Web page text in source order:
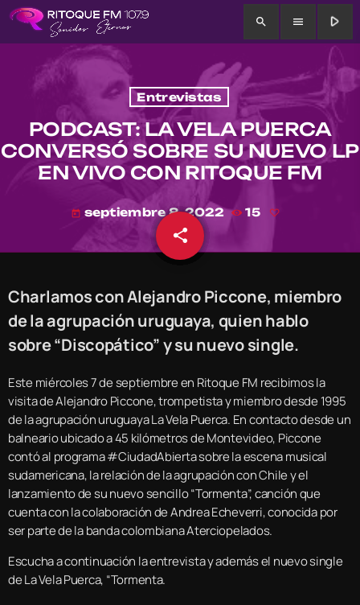
search menu play_arrow
Entrevistas
PODCAST: LA VELA PUERCA
CONVERSÓ SOBRE SU NUEVO LP
EN VIVO CON RITOQUE FM
today septiembre 8, 2022 15
share
email
Charlamos con Alejandro Piccone, miembro
de la agrupación uruguaya, quien hablo
sobre “Discopático” y su nuevo single.
Este miércoles 7 de septiembre en Ritoque FM recibimos la
visita de Alejandro Piccone, trompetista y miembro desde 1995
de la agrupación uruguaya La Vela Puerca. En contacto desde un
balneario ubicado a 45 kilómetros de Montevideo, Piccone
contó al programa #CiudadAbierta sobre la escena musical
sudamericana, la relación de la agrupación con Chile y el
lanzamiento de su nuevo sencillo “Tormenta”, canción que
cuenta con la colaboración de Andrea Echeverri, conocida por
ser parte de la banda colombiana Aterciopelados.
Escucha a continuación la entrevista y además el nuevo single
de La Vela Puerca, “Tormenta.